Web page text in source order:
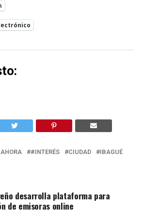
#INTERÉS CIUDAD
IBAGUÉ
desarrolla plataforma para
de emisoras online